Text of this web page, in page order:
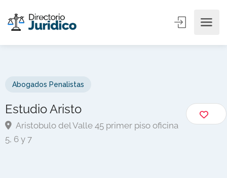
Abogados Penalistas
Estudio Aristo
Aristobulo del Valle 45 primer piso oficina
5, 6 y 7